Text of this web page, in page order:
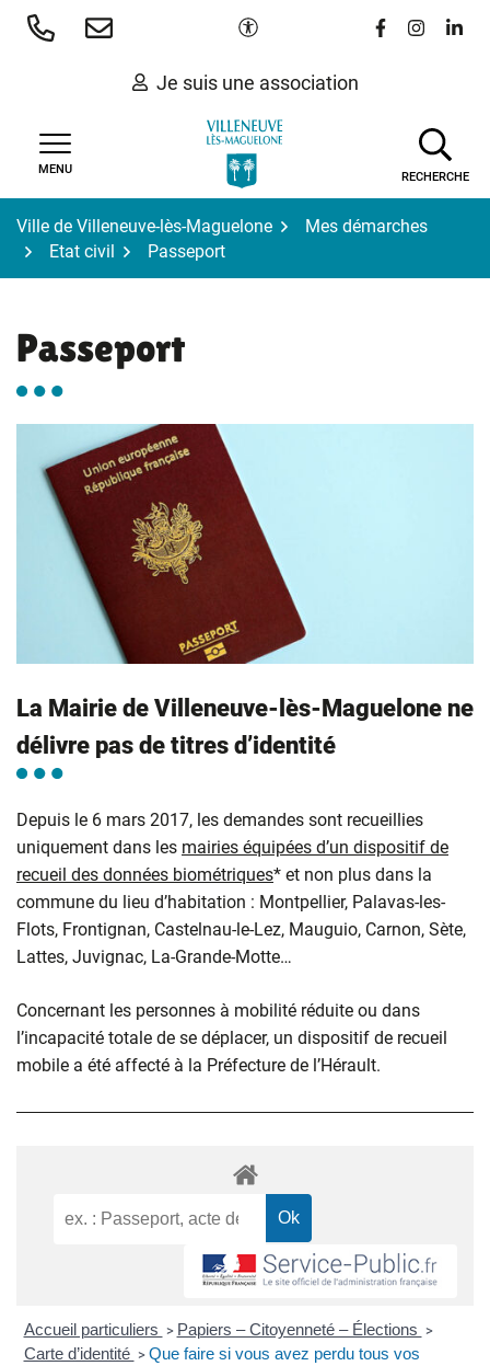
Aller
Paramètres d'accessibilité
Lien vers le
Lien vers
Lien
Je suis une association
MENU
RECHERCHE
Ville de Villeneuve-lès-Maguelone
Mes démarches
Etat civil
Passeport
Passeport
La Mairie de Villeneuve-lès-Maguelone ne
délivre pas de titres d’identité
Depuis le 6 mars 2017, les demandes sont recueillies
uniquement dans les mairies équipées d’un dispositif de
recueil des données biométriques* et non plus dans la
commune du lieu d’habitation : Montpellier, Palavas-les-
Flots, Frontignan, Castelnau-le-Lez, Mauguio, Carnon, Sète,
Lattes, Juvignac, La-Grande-Motte…
Concernant les personnes à mobilité réduite ou dans
l’incapacité totale de se déplacer, un dispositif de recueil
mobile a été affecté à la Préfecture de l’Hérault.
Accueil particuliers > Papiers – Citoyenneté – Élections >
Carte d’identité > Que faire si vous avez perdu tous vos